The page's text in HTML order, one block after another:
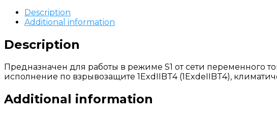
Description
Additional information
Description
Предназначен для работы в режиме S1 от сети переменного
исполнение по взрывозащите 1ExdIIBT4 (1ExdеIIBT4),
Additional information